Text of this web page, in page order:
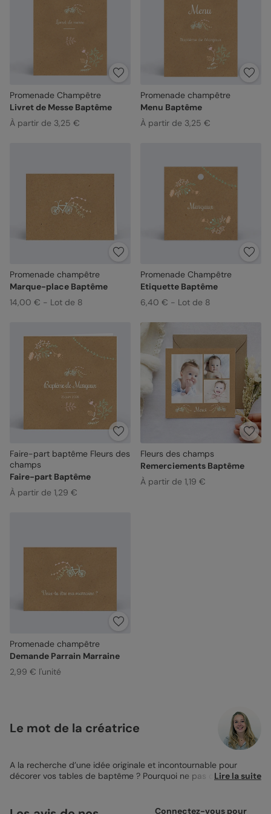
Promenade Champêtre
Livret de Messe Baptême
À partir de 3,25 €
Promenade champêtre
Menu Baptême
À partir de 3,25 €
Promenade champêtre
Marque-place Baptême
14,00 € - Lot de 8
Promenade Champêtre
Etiquette Baptême
6,40 € - Lot de 8
Faire-part baptême Fleurs des
champs
Faire-part Baptême
À partir de 1,29 €
Fleurs des champs
Remerciements Baptême
À partir de 1,19 €
Promenade champêtre
Demande Parrain Marraine
2,99 € l'unité
Le mot de la créatrice
A la recherche d’une idée originale et incontournable pour
décorer vos tables de baptême ? Pourquoi ne pas créer votre
de vos décorations, optez pour le Menu de Baptême
Lire la suite
Connectez-vous pour